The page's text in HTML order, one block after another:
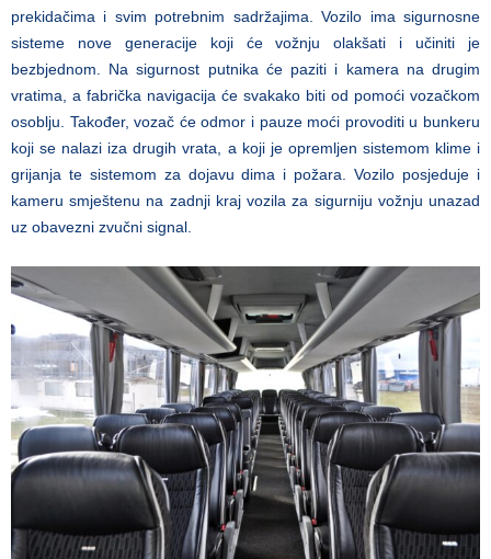
prekidačima i svim potrebnim sadržajima. Vozilo ima sigurnosne
sisteme nove generacije koji će vožnju olakšati i učiniti je
bezbjednom. Na sigurnost putnika će paziti i kamera na drugim
vratima, a fabrička navigacija će svakako biti od pomoći vozačkom
osoblju. Također, vozač će odmor i pauze moći provoditi u bunkeru
koji se nalazi iza drugih vrata, a koji je opremljen sistemom klime i
grijanja te sistemom za dojavu dima i požara. Vozilo posjeduje i
kameru smještenu na zadnji kraj vozila za sigurniju vožnju unazad
uz obavezni zvučni signal.